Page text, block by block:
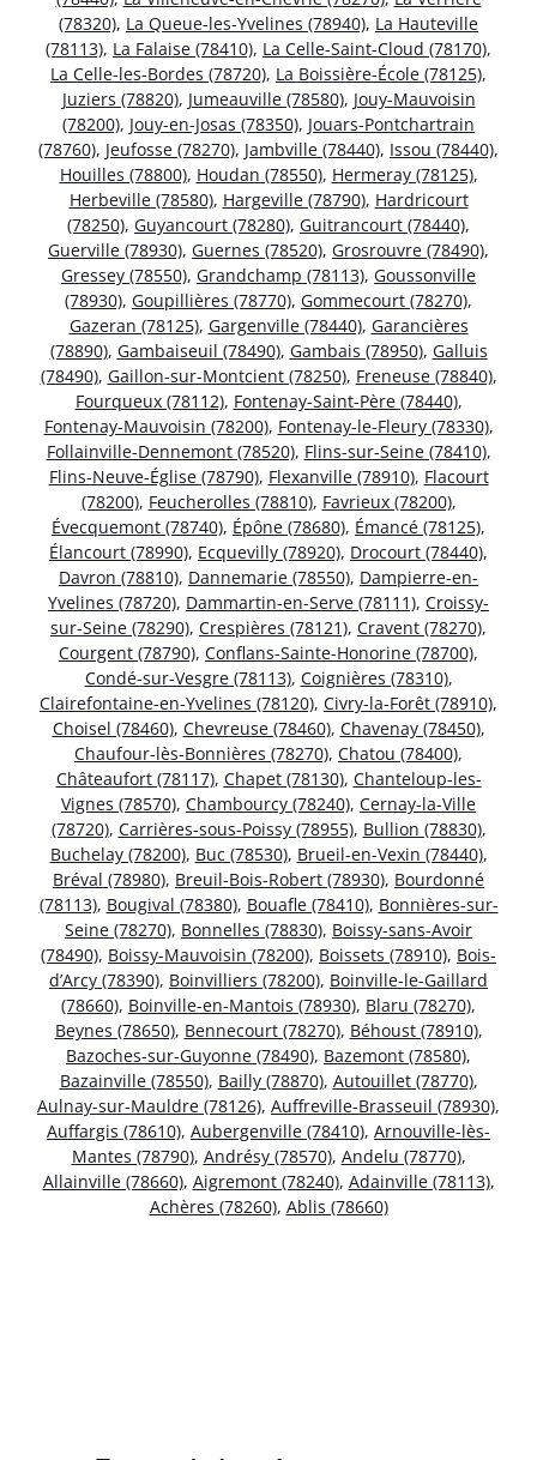
(78320), La Queue-les-Yvelines (78940), La Hauteville
(78113), La Falaise (78410), La Celle-Saint-Cloud (78170),
La Celle-les-Bordes (78720), La Boissière-École (78125),
Juziers (78820), Jumeauville (78580), Jouy-Mauvoisin
(78200), Jouy-en-Josas (78350), Jouars-Pontchartrain
(78760), Jeufosse (78270), Jambville (78440), Issou (78440),
Houilles (78800), Houdan (78550), Hermeray (78125),
Herbeville (78580), Hargeville (78790), Hardricourt
(78250), Guyancourt (78280), Guitrancourt (78440),
Guerville (78930), Guernes (78520), Grosrouvre (78490),
Gressey (78550), Grandchamp (78113), Goussonville
(78930), Goupillières (78770), Gommecourt (78270),
Gazeran (78125), Gargenville (78440), Garancières
(78890), Gambaiseuil (78490), Gambais (78950), Galluis
(78490), Gaillon-sur-Montcient (78250), Freneuse (78840),
Fourqueux (78112), Fontenay-Saint-Père (78440),
Fontenay-Mauvoisin (78200), Fontenay-le-Fleury (78330),
Follainville-Dennemont (78520), Flins-sur-Seine (78410),
Flins-Neuve-Église (78790), Flexanville (78910), Flacourt
(78200), Feucherolles (78810), Favrieux (78200),
Évecquemont (78740), Épône (78680), Émancé (78125),
Élancourt (78990), Ecquevilly (78920), Drocourt (78440),
Davron (78810), Dannemarie (78550), Dampierre-en-
Yvelines (78720), Dammartin-en-Serve (78111), Croissy-
sur-Seine (78290), Crespières (78121), Cravent (78270),
Courgent (78790), Conflans-Sainte-Honorine (78700),
Condé-sur-Vesgre (78113), Coignières (78310),
Clairefontaine-en-Yvelines (78120), Civry-la-Forêt (78910),
Choisel (78460), Chevreuse (78460), Chavenay (78450),
Chaufour-lès-Bonnières (78270), Chatou (78400),
Châteaufort (78117), Chapet (78130), Chanteloup-les-
Vignes (78570), Chambourcy (78240), Cernay-la-Ville
(78720), Carrières-sous-Poissy (78955), Bullion (78830),
Buchelay (78200), Buc (78530), Brueil-en-Vexin (78440),
Bréval (78980), Breuil-Bois-Robert (78930), Bourdonné
(78113), Bougival (78380), Bouafle (78410), Bonnières-sur-
Seine (78270), Bonnelles (78830), Boissy-sans-Avoir
(78490), Boissy-Mauvoisin (78200), Boissets (78910), Bois-
d’Arcy (78390), Boinvilliers (78200), Boinville-le-Gaillard
(78660), Boinville-en-Mantois (78930), Blaru (78270),
Beynes (78650), Bennecourt (78270), Béhoust (78910),
Bazoches-sur-Guyonne (78490), Bazemont (78580),
Bazainville (78550), Bailly (78870), Autouillet (78770),
Aulnay-sur-Mauldre (78126), Auffreville-Brasseuil (78930),
Auffargis (78610), Aubergenville (78410), Arnouville-lès-
Mantes (78790), Andrésy (78570), Andelu (78770),
Allainville (78660), Aigremont (78240), Adainville (78113),
Achères (78260), Ablis (78660)